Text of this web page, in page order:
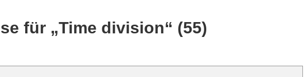
für „Time division“ (55)